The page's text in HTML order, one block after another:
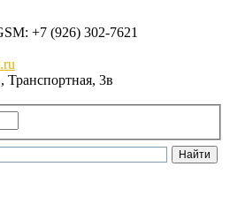
+7 (926) 302-7621
Транспортная, 3в